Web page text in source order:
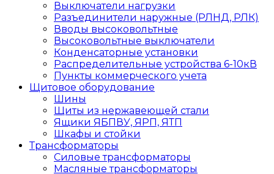
Выключатели нагрузки
Разъединители наружные (РЛНД, РЛК)
Вводы высоковольтные
Высоковольтные выключатели
Конденсаторные установки
Распределительные устройства 6-10кВ
Пункты коммерческого учета
Щитовое оборудование
Шины
Щиты из нержавеющей стали
Ящики ЯБПВУ, ЯРП, ЯТП
Шкафы и стойки
Трансформаторы
Силовые трансформаторы
Масляные трансформаторы